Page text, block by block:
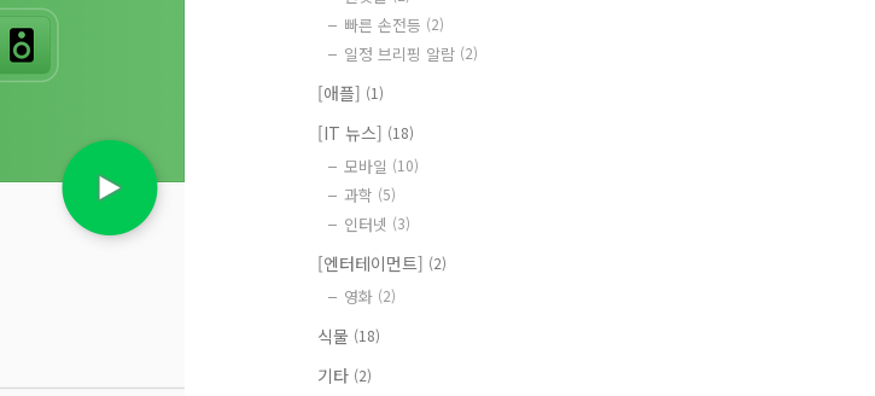
빠른 손전등 (2)
일정 브리핑 알람 (2)
[애플] (1)
[IT 뉴스] (18)
모바일 (10)
과학 (5)
인터넷 (3)
[엔터테이먼트] (2)
영화 (2)
식물 (18)
기타 (2)